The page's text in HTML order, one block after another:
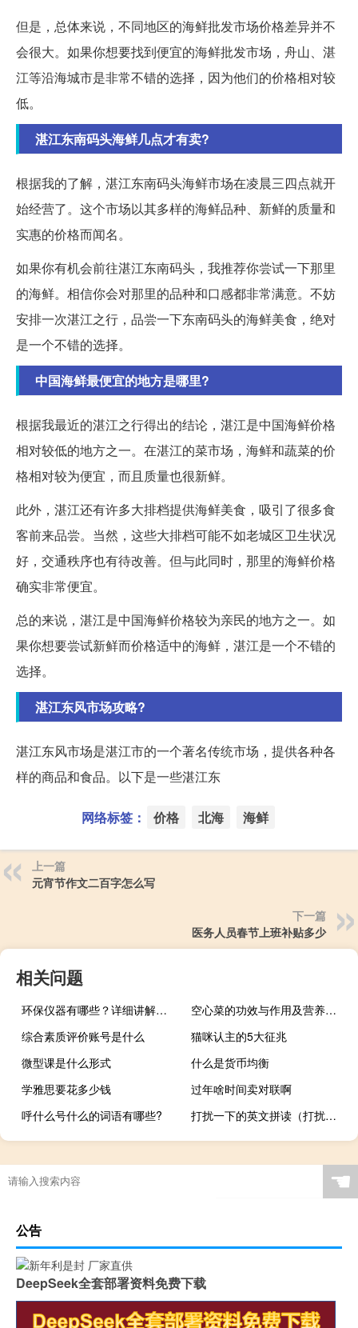
但是，总体来说，不同地区的海鲜批发市场价格差异并不
会很大。如果你想要找到便宜的海鲜批发市场，舟山、湛
江等沿海城市是非常不错的选择，因为他们的价格相对较
低。
湛江东南码头海鲜几点才有卖?
根据我的了解，湛江东南码头海鲜市场在凌晨三四点就开
始经营了。这个市场以其多样的海鲜品种、新鲜的质量和
实惠的价格而闻名。
如果你有机会前往湛江东南码头，我推荐你尝试一下那里
的海鲜。相信你会对那里的品种和口感都非常满意。不妨
安排一次湛江之行，品尝一下东南码头的海鲜美食，绝对
是一个不错的选择。
中国海鲜最便宜的地方是哪里?
根据我最近的湛江之行得出的结论，湛江是中国海鲜价格
相对较低的地方之一。在湛江的菜市场，海鲜和蔬菜的价
格相对较为便宜，而且质量也很新鲜。
此外，湛江还有许多大排档提供海鲜美食，吸引了很多食
客前来品尝。当然，这些大排档可能不如老城区卫生状况
好，交通秩序也有待改善。但与此同时，那里的海鲜价格
确实非常便宜。
总的来说，湛江是中国海鲜价格较为亲民的地方之一。如
果你想要尝试新鲜而价格适中的海鲜，湛江是一个不错的
选择。
湛江东风市场攻略?
湛江东风市场是湛江市的一个著名传统市场，提供各种各
样的商品和食品。以下是一些湛江东
网络标签： 价格 北海 海鲜
上一篇
元宵节作文二百字怎么写
下一篇
医务人员春节上班补贴多少
相关问题
环保仪器有哪些？详细讲解各类环保仪器的使用方法
空心菜的功效与作用及营养价值（空心菜的功效）
综合素质评价账号是什么
猫咪认主的5大征兆
微型课是什么形式
什么是货币均衡
学雅思要花多少钱
过年啥时间卖对联啊
呼什么号什么的词语有哪些?
打扰一下的英文拼读（打扰一下的英文）
梦见着火是什么意思
☚
公告
DeepSeek全套部署资料免费下载